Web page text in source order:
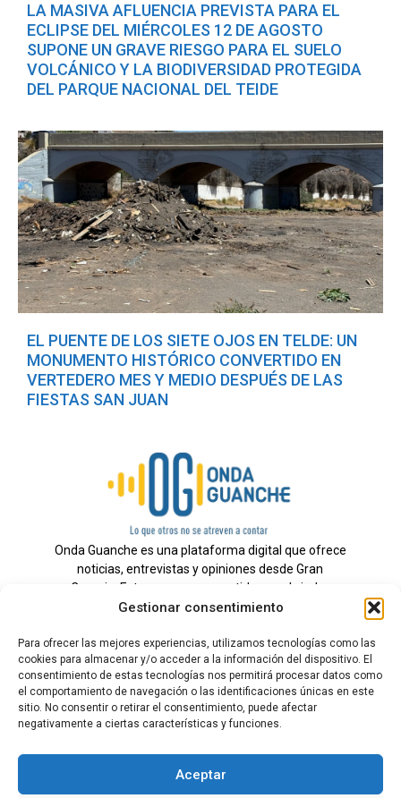
Gestionar consentimiento
Para ofrecer las mejores experiencias, utilizamos tecnologías como las
cookies para almacenar y/o acceder a la información del dispositivo. El
consentimiento de estas tecnologías nos permitirá procesar datos como
el comportamiento de navegación o las identificaciones únicas en este
sitio. No consentir o retirar el consentimiento, puede afectar
negativamente a ciertas características y funciones.
Aceptar
LA MASIVA AFLUENCIA PREVISTA PARA EL
ECLIPSE DEL MIÉRCOLES 12 DE AGOSTO
SUPONE UN GRAVE RIESGO PARA EL SUELO
VOLCÁNICO Y LA BIODIVERSIDAD PROTEGIDA
DEL PARQUE NACIONAL DEL TEIDE
EL PUENTE DE LOS SIETE OJOS EN TELDE: UN
MONUMENTO HISTÓRICO CONVERTIDO EN
VERTEDERO MES Y MEDIO DESPUÉS DE LAS
FIESTAS SAN JUAN
Onda Guanche es una plataforma digital que ofrece
noticias, entrevistas y opiniones desde Gran
Canaria. Estamos comprometidos con brindar
información veraz y un periodismo independiente a
Todos los derechos reservados.
Radio
Contacto
Aviso Legal